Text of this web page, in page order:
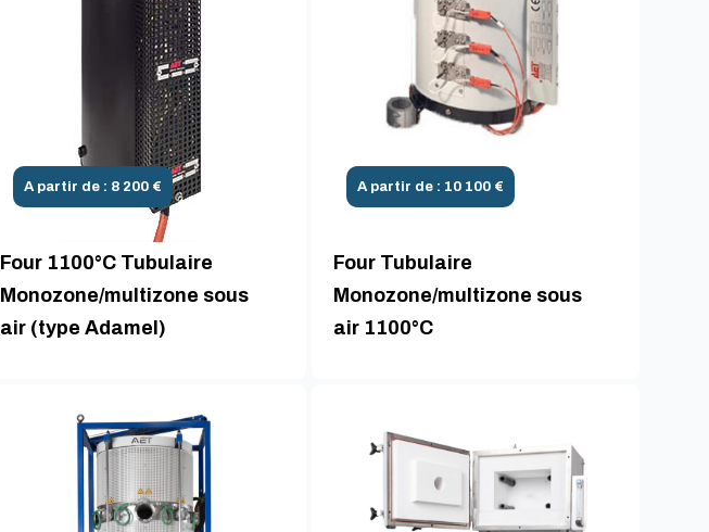
A partir de : 8 200 €
Four 1100°C Tubulaire
Monozone/multizone sous
air (type Adamel)
A partir de : 10 100 €
Four Tubulaire
Monozone/multizone sous
air 1100°C